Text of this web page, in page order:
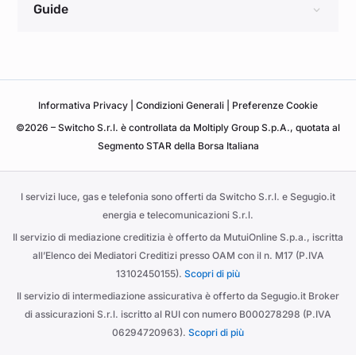
Guide
Informativa Privacy Condizioni Generali
Preferenze Cookie
©2026 – Switcho S.r.l. è controllata da Moltiply Group S.p.A., quotata al
Segmento STAR della Borsa Italiana
I servizi luce, gas e telefonia sono offerti da Switcho S.r.l. e Segugio.it
energia e telecomunicazioni S.r.l.
Il servizio di mediazione creditizia è offerto da MutuiOnline S.p.a., iscritta
all’Elenco dei Mediatori Creditizi presso OAM con il n. M17 (P.IVA
13102450155). Scopri di più
Il servizio di intermediazione assicurativa è offerto da Segugio.it Broker
di assicurazioni S.r.l. iscritto al RUI con numero B000278298 (P.IVA
06294720963). Scopri di più